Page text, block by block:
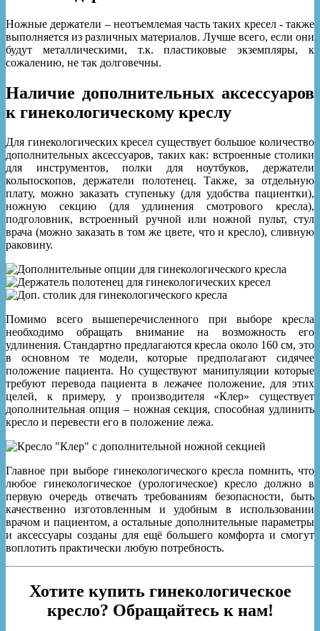
Ножные держатели – неотъемлемая часть таких кресел - также
выполняется из различных материалов. Лучше всего, если они
будут металлическими, т.к. пластиковые экземпляры, к
сожалению, не так долговечны.
Наличие дополнительных аксессуаров
к гинекологическому креслу
Для гинекологических кресел существует большое количество
дополнительных аксессуаров, таких как: встроенные столики
для инструментов, полки для ноутбуков, держатели
кольпоскопов, держатели полотенец. Также, за отдельную
плату, можно заказать ступеньку (для удобства пациентки),
ножную секцию (для удлинения смотрового кресла),
подголовник, встроенный ручной или ножной пульт, стул
врача (можно заказать в том же цвете, что и кресло), сливную
раковину.
Помимо всего вышеперечисленного при выборе кресла
необходимо обращать внимание на возможность его
удлинения. Стандартно предлагаются кресла около 160 см, это
в основном те модели, которые предполагают сидячее
положение пациента. Но существуют манипуляции которые
требуют перевода пациента в лежачее положение, для этих
целей, к примеру, у производителя «Клер» существует
дополнительная опция – ножная секция, способная удлинить
кресло и перевести его в положение лежа.
Главное при выборе гинекологического кресла помнить, что
любое гинекологическое (урологическое) кресло должно в
первую очередь отвечать требованиям безопасности, быть
качественно изготовленным и удобным в использовании
врачом и пациентом, а остальные дополнительные параметры
и аксессуары созданы для ещё большего комфорта и смогут
воплотить практически любую потребность.
Хотите купить гинекологическое
кресло? Обращайтесь к нам!